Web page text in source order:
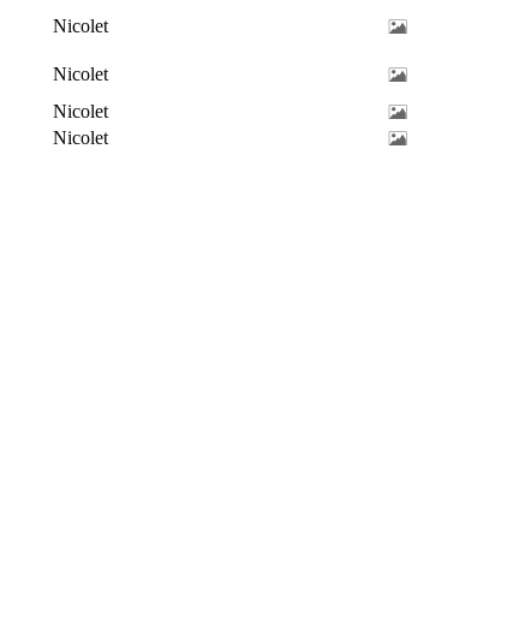
Nicolet
Nicolet
Nicolet
Nicolet